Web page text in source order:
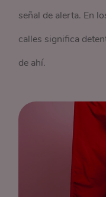
señal de alerta. En
calles significa
de ahí.